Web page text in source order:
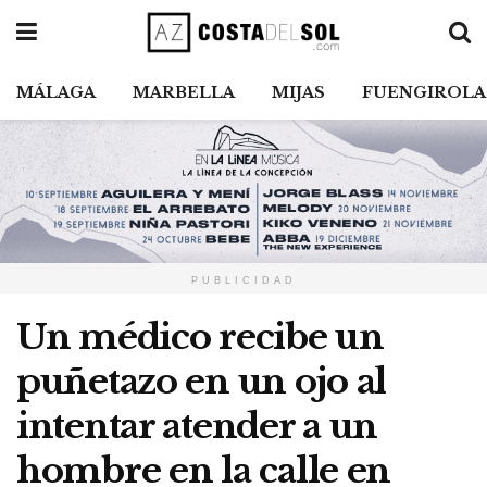
MÁLAGA MARBELLA MIJAS FUENGIROLA
PUBLICIDAD
Un médico recibe un
puñetazo en un ojo al
intentar atender a un
hombre en la calle en